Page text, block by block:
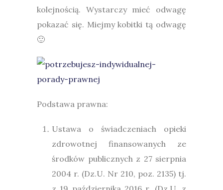
kolejnością. Wystarczy mieć odwagę
pokazać się. Miejmy kobitki tą odwagę
🙂
Podstawa prawna:
Ustawa o świadczeniach opieki
zdrowotnej finansowanych ze
środków publicznych z 27 sierpnia
2004 r. (Dz.U. Nr 210, poz. 2135) tj.